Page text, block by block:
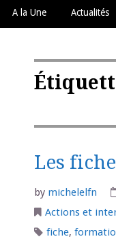
A la Une Actualités
Les
by michelelfn
Actions et
fiche,